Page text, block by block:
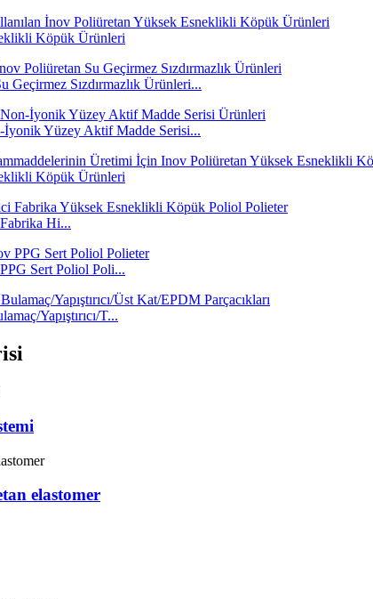
Köpük Ürünleri
Sızdırmazlık Ürünleri...
Yüzey Aktif Madde Serisi...
Köpük Ürünleri
Hi...
Sert Poliol Poli...
Yapıştırıcı/T...
elastomer